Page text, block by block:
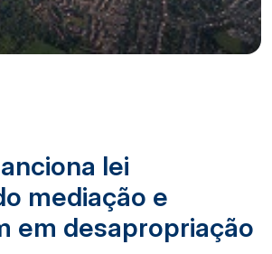
lei
mediação e
em desapropriação